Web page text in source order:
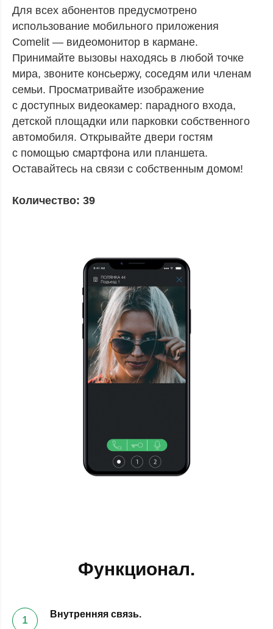
Для всех абонентов предусмотрено
использование мобильного приложения
Comelit — видеомонитор в кармане.
Принимайте вызовы находясь в любой точке
мира, звоните консьержу, соседям или членам
семьи. Просматривайте изображение
с доступных видеокамер: парадного входа,
детской площадки или парковки собственного
автомобиля. Открывайте двери гостям
с помощью смартфона или планшета.
Оставайтесь на связи с собственным домом!
Количество: 39
Функционал.
1 Внутренняя связь.